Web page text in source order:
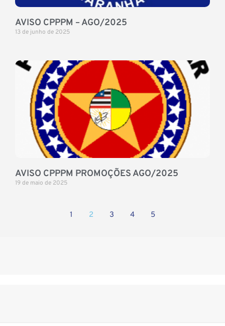
AVISO CPPPM – AGO/2025
13 de junho de 2025
AVISO CPPPM PROMOÇÕES AGO/2025
19 de maio de 2025
1 2 3 4 5